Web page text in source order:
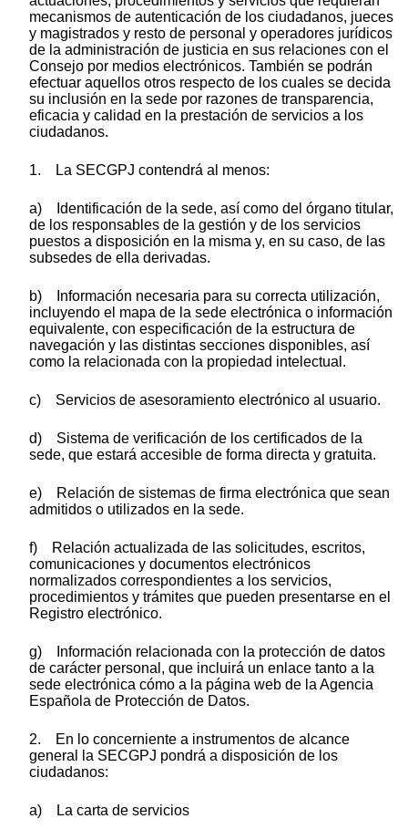
mecanismos de autenticación de los ciudadanos, jueces
y magistrados y resto de personal y operadores jurídicos
de la administración de justicia en sus relaciones con el
Consejo por medios electrónicos. También se podrán
efectuar aquellos otros respecto de los cuales se decida
su inclusión en la sede por razones de transparencia,
eficacia y calidad en la prestación de servicios a los
ciudadanos.
1. La SECGPJ contendrá al menos:
a) Identificación de la sede, así como del órgano titular,
de los responsables de la gestión y de los servicios
puestos a disposición en la misma y, en su caso, de las
subsedes de ella derivadas.
b) Información necesaria para su correcta utilización,
incluyendo el mapa de la sede electrónica o información
equivalente, con especificación de la estructura de
navegación y las distintas secciones disponibles, así
como la relacionada con la propiedad intelectual.
c) Servicios de asesoramiento electrónico al usuario.
d) Sistema de verificación de los certificados de la
sede, que estará accesible de forma directa y gratuita.
e) Relación de sistemas de firma electrónica que sean
admitidos o utilizados en la sede.
f) Relación actualizada de las solicitudes, escritos,
comunicaciones y documentos electrónicos
normalizados correspondientes a los servicios,
procedimientos y trámites que pueden presentarse en el
Registro electrónico.
g) Información relacionada con la protección de datos
de carácter personal, que incluirá un enlace tanto a la
sede electrónica cómo a la página web de la Agencia
Española de Protección de Datos.
2. En lo concerniente a instrumentos de alcance
general la SECGPJ pondrá a disposición de los
ciudadanos:
a) La carta de servicios